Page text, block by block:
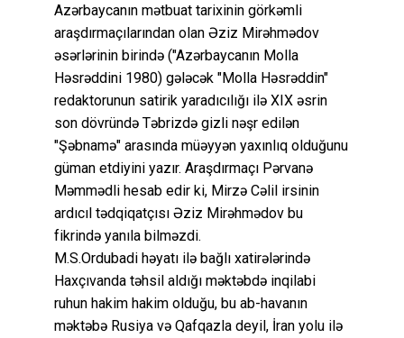
Azərbaycanın mətbuat tarixinin görkəmli
araşdırmaçılarından olan Əziz Mirəhmədov
əsərlərinin birində ("Azərbaycanın Molla
Həsrəddini 1980) gələcək "Molla Həsrəddin"
redaktorunun satirik yaradıcılığı ilə XIX əsrin
son dövründə Təbrizdə gizli nəşr edilən
"Şəbnamə" arasında müəyyən yaxınlıq olduğunu
güman etdiyini yazır. Araşdırmaçı Pərvanə
Məmmədli hesab edir ki, Mirzə Cəlil irsinin
ardıcıl tədqiqatçısı Əziz Mirəhmədov bu
fikrində yanıla bilməzdi.
M.S.Ordubadi həyatı ilə bağlı xatirələrində
Haxçıvanda təhsil aldığı məktəbdə inqilabi
ruhun hakim hakim olduğu, bu ab-havanın
məktəbə Rusiya və Qafqazla deyil, İran yolu ilə